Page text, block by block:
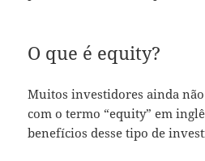
O que é equity?
Muitos investidores ainda
com o termo “equity” em
benefícios desse tipo de